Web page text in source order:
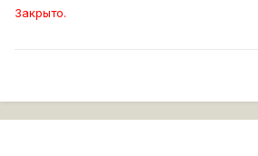
Закрыто.